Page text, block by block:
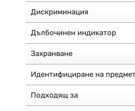
Дискриминация
Дълбочинен индикатор
Захранване
Идентифициране на
Подходящ за